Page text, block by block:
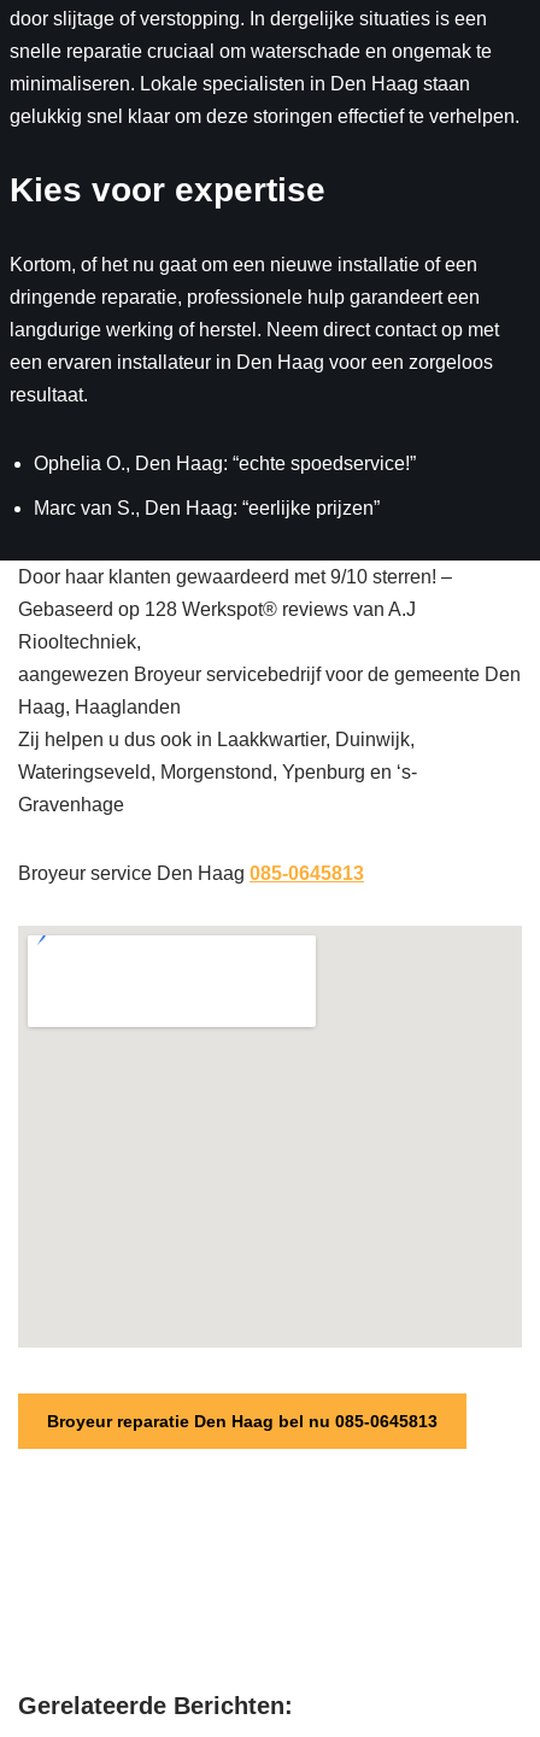
door slijtage of verstopping. In dergelijke situaties is een
snelle reparatie cruciaal om waterschade en ongemak te
minimaliseren. Lokale specialisten in Den Haag staan
gelukkig snel klaar om deze storingen effectief te verhelpen.
Kies voor expertise
Kortom, of het nu gaat om een nieuwe installatie of een
dringende reparatie, professionele hulp garandeert een
langdurige werking of herstel. Neem direct contact op met
een ervaren installateur in Den Haag voor een zorgeloos
resultaat.
Ophelia O., Den Haag: “echte spoedservice!”
Marc van S., Den Haag: “eerlijke prijzen”
Door haar klanten gewaardeerd met 9/10 sterren! –
Gebaseerd op 128 Werkspot® reviews van A.J
Riooltechniek,
aangewezen Broyeur servicebedrijf voor de gemeente Den
Haag, Haaglanden
Zij helpen u dus ook in Laakkwartier, Duinwijk,
Wateringseveld, Morgenstond, Ypenburg en ‘s-
Gravenhage
Broyeur service Den Haag 085-0645813
Broyeur reparatie Den Haag bel nu 085-0645813
Gerelateerde Berichten: